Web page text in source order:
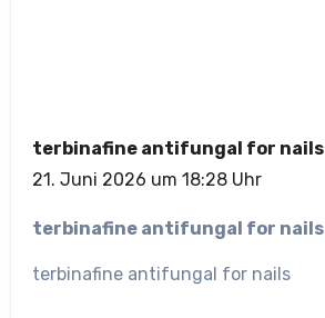
terbinafine antifungal for nails
21. Juni 2026 um 18:28 Uhr
terbinafine antifungal for nails
terbinafine antifungal for nails